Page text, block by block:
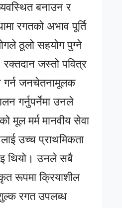
बनाउन र
रगतको अभाव पूर्ति
ठूलो सहयोग पुग्ने
जस्तो पवित्र
गर्न जनचेतनामूलक
गर्नुपर्नेमा उनले
मूल मर्म मानवीय सेवा
उच्च प्राथमिकता
थियो। उनले सबै
रूपमा क्रियाशील
रगत उपलब्ध